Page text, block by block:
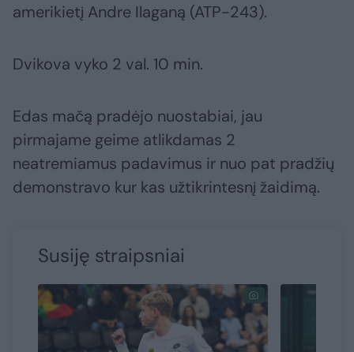
amerikietį Andre Ilaganą (ATP-243).
Dvikova vyko 2 val. 10 min.
Edas mačą pradėjo nuostabiai, jau
pirmajame geime atlikdamas 2
neatremiamus padavimus ir nuo pat pradžių
demonstravo kur kas užtikrintesnį žaidimą.
Susiję straipsniai